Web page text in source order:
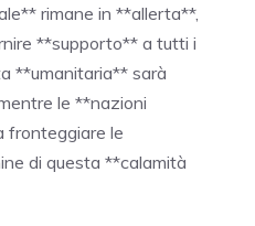
rimane in **allerta**,
**supporto** a tutti i
**umanitaria** sarà
le **nazioni
fronteggiare le
di questa **calamità